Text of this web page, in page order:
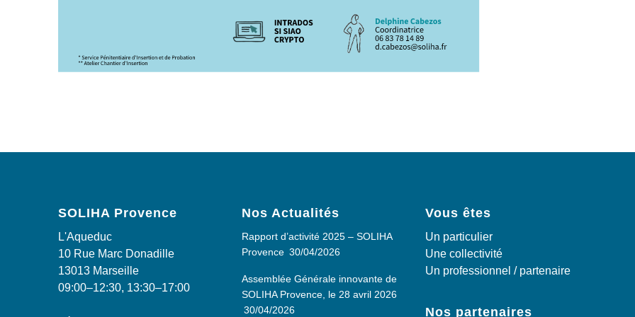
SOLIHA Provence
L'Aqueduc
10 Rue Marc Donadille
13013 Marseille
09:00–12:30, 13:30–17:00
Nos Actualités
Rapport d’activité 2025 – SOLIHA
Provence 30/04/2026
Assemblée Générale innovante de
SOLIHA Provence, le 28 avril 2026
30/04/2026
Vous êtes
Un particulier
Une collectivité
Un professionnel / partenaire
Nos partenaires